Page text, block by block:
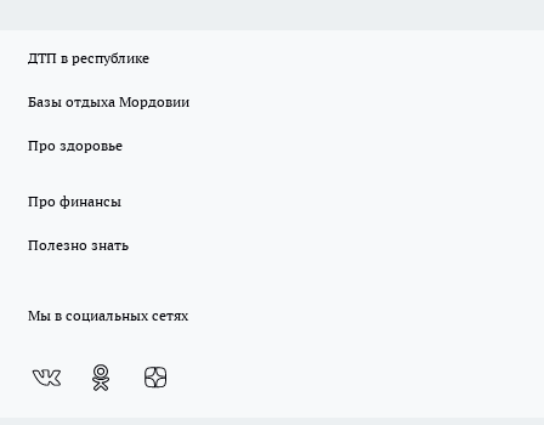
ДТП в республике
Базы отдыха Мордовии
Про здоровье
Про финансы
Полезно знать
Мы в социальных сетях